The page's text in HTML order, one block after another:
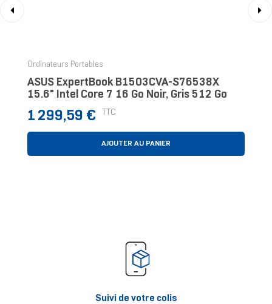
Ordinateurs Portables
ASUS ExpertBook B1503CVA-S76538X
15.6" Intel Core 7 16 Go Noir, Gris 512 Go
Prix
1 299,59 € TTC
AJOUTER AU PANIER
Suivi de votre colis